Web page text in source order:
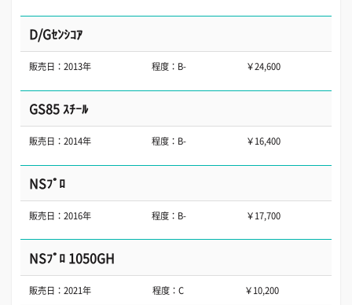
D/Gｾﾝｼｺｱ
販売日：2013年 程度：B- ￥24,600
GS85 ｽﾁｰﾙ
販売日：2014年 程度：B- ￥16,400
NSﾌﾟﾛ
販売日：2016年 程度：B- ￥17,700
NSﾌﾟﾛ 1050GH
販売日：2021年 程度：C ￥10,200